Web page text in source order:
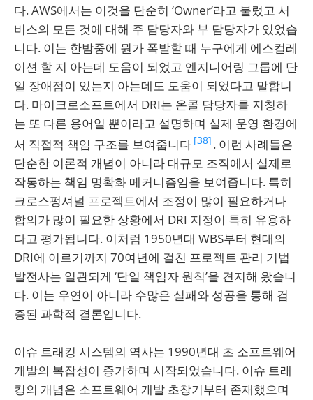
다. AWS에서는 이것을 단순히 ‘Owner’라고 불렀고 서
비스의 모든 것에 대해 주 담당자와 부 담당자가 있었습
니다. 이는 한밤중에 뭔가 폭발할 때 누구에게 에스컬레
이션 할 지 아는데 도움이 되었고 엔지니어링 그룹에 단
일 장애점이 있는지 아는데도 도움이 되었다고 말합니
다. 마이크로소프트에서 DRI는 온콜 담당자를 지칭하
는 또 다른 용어일 뿐이라고 설명하며 실제 운영 환경에
서 직접적 책임 구조를 보여줍니다 [38] . 이런 사례들은
단순한 이론적 개념이 아니라 대규모 조직에서 실제로
작동하는 책임 명확화 메커니즘임을 보여줍니다. 특히
크로스펑셔널 프로젝트에서 조정이 많이 필요하거나
합의가 많이 필요한 상황에서 DRI 지정이 특히 유용하
다고 평가됩니다. 이처럼 1950년대 WBS부터 현대의
DRI에 이르기까지 70여년에 걸친 프로젝트 관리 기법
발전사는 일관되게 ‘단일 책임자 원칙’을 견지해 왔습니
다. 이는 우연이 아니라 수많은 실패와 성공을 통해 검
증된 과학적 결론입니다.
이슈 트래킹 시스템의 역사는 1990년대 초 소프트웨어
개발의 복잡성이 증가하며 시작되었습니다. 이슈 트래
킹의 개념은 소프트웨어 개발 초창기부터 존재했으며